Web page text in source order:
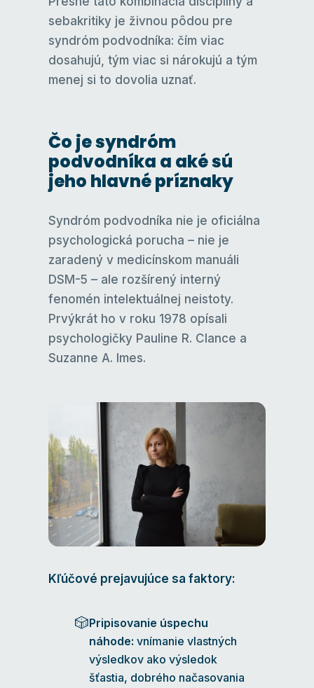
sebakritiky je živnou pôdou pre
syndróm podvodníka: čím viac
dosahujú, tým viac si nárokujú a tým
menej si to dovolia uznať.
Čo je syndróm
podvodníka a aké sú
jeho hlavné príznaky
Syndróm podvodníka nie je oficiálna
psychologická porucha – nie je
zaradený v medicínskom manuáli
DSM-5 – ale rozšírený interný
fenomén intelektuálnej neistoty.
Prvýkrát ho v roku 1978 opísali
psychologičky Pauline R. Clance a
Suzanne A. Imes.
Kľúčové prejavujúce sa faktory:
🎲Pripisovanie úspechu
náhode: vnímanie vlastných
výsledkov ako výsledok
šťastia, dobrého načasovania